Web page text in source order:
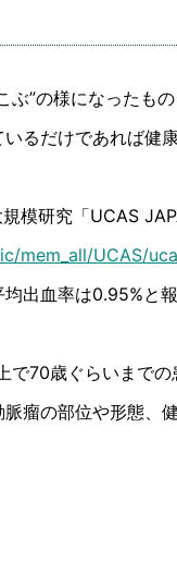
”の様になったも
るだけであれば健
模研究「UCAS
mem_all/UCAS/
出血率は0.95%と
70歳ぐらいまで
瘤の部位や形態、